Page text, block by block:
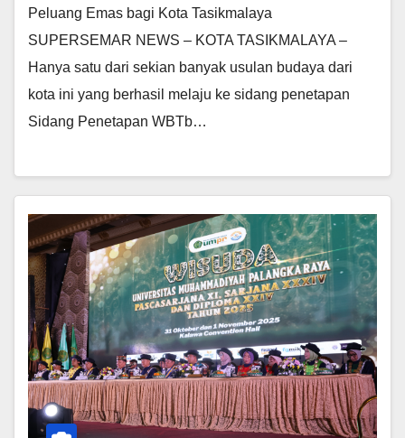
Peluang Emas bagi Kota Tasikmalaya
SUPERSEMAR NEWS – KOTA TASIKMALAYA –
Hanya satu dari sekian banyak usulan budaya dari
kota ini yang berhasil melaju ke sidang penetapan
Sidang Penetapan WBTb…